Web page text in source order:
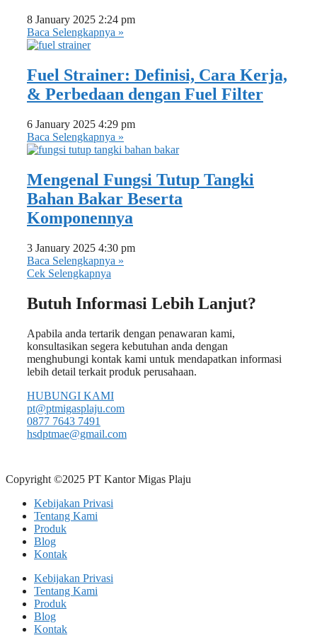
8 January 2025 2:24 pm
Baca Selengkapnya »
Fuel Strainer: Definisi, Cara Kerja,
& Perbedaan dengan Fuel Filter
6 January 2025 4:29 pm
Baca Selengkapnya »
Mengenal Fungsi Tutup Tangki
Bahan Bakar Beserta
Komponennya
3 January 2025 4:30 pm
Baca Selengkapnya »
Cek Selengkapnya
Butuh Informasi Lebih Lanjut?
Apabila anda tertarik dengan penawaran kami,
konsultasikan segera kebutuhan anda dengan
menghubungi kontak kami untuk mendapatkan informasi
lebih detail terkait produk perusahaan.
HUBUNGI KAMI
pt@ptmigasplaju.com
0877 7643 7491
hsdptmae@gmail.com
Copyright ©2025 PT Kantor Migas Plaju
Kebijakan Privasi
Tentang Kami
Produk
Blog
Kontak
Kebijakan Privasi
Tentang Kami
Produk
Blog
Kontak